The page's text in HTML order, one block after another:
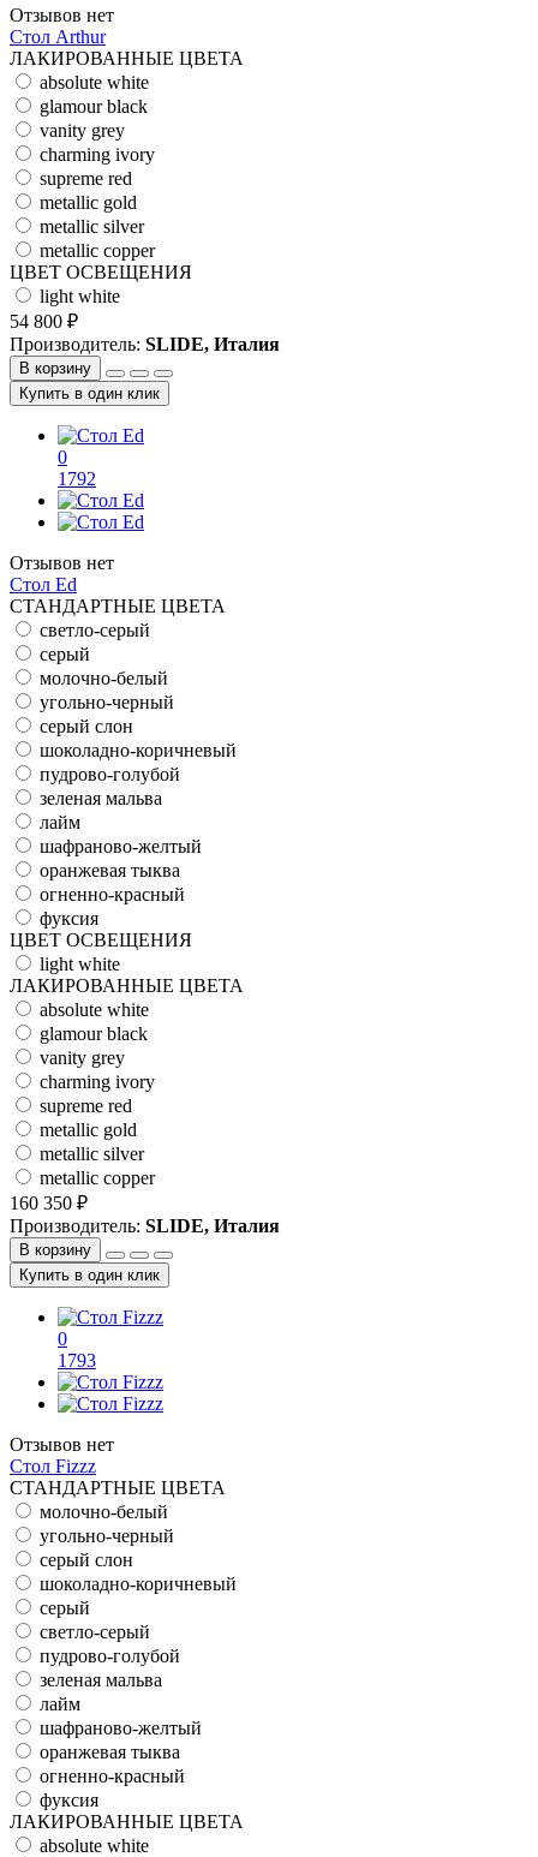
Отзывов нет
Стол Arthur
ЛАКИРОВАННЫЕ ЦВЕТА
absolute white
glamour black
vanity grey
charming ivory
supreme red
metallic gold
metallic silver
metallic copper
ЦВЕТ ОСВЕЩЕНИЯ
light white
54 800 ₽
Производитель: SLIDE, Италия
В корзину
Купить в один клик
0
1792
Отзывов нет
Стол Ed
СТАНДАРТНЫЕ ЦВЕТА
светло-серый
серый
молочно-белый
угольно-черный
серый слон
шоколадно-коричневый
пудрово-голубой
зеленая мальва
лайм
шафраново-желтый
оранжевая тыква
огненно-красный
фуксия
ЦВЕТ ОСВЕЩЕНИЯ
light white
ЛАКИРОВАННЫЕ ЦВЕТА
absolute white
glamour black
vanity grey
charming ivory
supreme red
metallic gold
metallic silver
metallic copper
160 350 ₽
Производитель: SLIDE, Италия
В корзину
Купить в один клик
0
1793
Отзывов нет
Стол Fizzz
СТАНДАРТНЫЕ ЦВЕТА
молочно-белый
угольно-черный
серый слон
шоколадно-коричневый
серый
светло-серый
пудрово-голубой
зеленая мальва
лайм
шафраново-желтый
оранжевая тыква
огненно-красный
фуксия
ЛАКИРОВАННЫЕ ЦВЕТА
absolute white